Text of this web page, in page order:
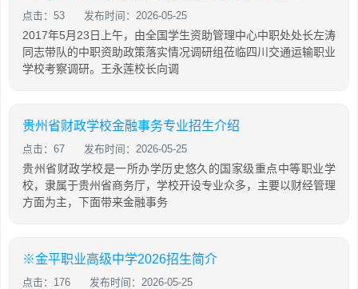
点击：53 发布时间：2026-05-25
2017年5月23日上午，由全国学生资助管理中心中职处处长左涛
同志带队的中职资助政策落实情况调研组莅临四川交通运输职业
学校考察调研。王永莲校长向调
贵州省财政学校金融事务专业招生介绍
点击：67 发布时间：2026-05-25
贵州省财政学校是一所办学历史悠久的国家级重点中等职业学
校，隶属于贵州省商务厅，学校开设专业众多，主要以财经管理
方面为主，下面带来金融事务
※金平职业高级中学2026招生简介
点击：176 发布时间：2026-05-25